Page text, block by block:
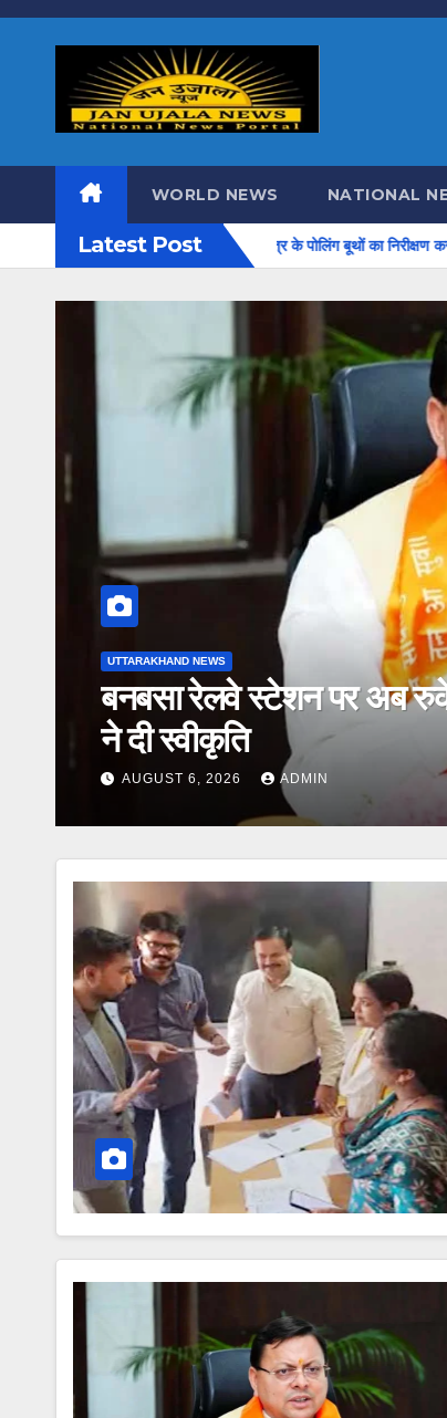
Skip
WORLD NEWS NATIONAL
Latest Post
ने सहसपुर विधानसभा क्षेत्र के पोलिंग बूथों का निरीक्षण कर एसआईआर आपत्ति
UTTARAKHAND NEWS
श्रद्धा, सुरक्षा और
हो रही है कांवड़ यात्रा
AUGUST 6, 2026 ADMIN